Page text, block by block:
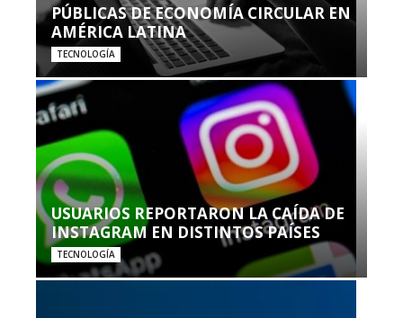
PÚBLICAS DE ECONOMÍA CIRCULAR EN
AMÉRICA LATINA
TECNOLOGÍA
USUARIOS REPORTARON LA CAÍDA DE
INSTAGRAM EN DISTINTOS PAÍSES
TECNOLOGÍA